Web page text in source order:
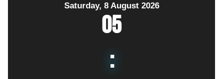
Saturday, 8 August 2026
05
: